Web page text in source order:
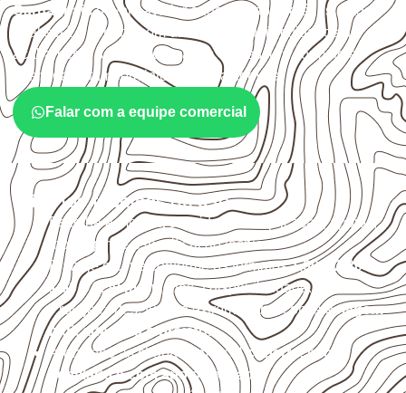
Carnaubaisdevem avaliar onde a chapa será instalada,
qual será o contato com umidade e quais cuidados de
acabamento serão necessários. Espessura, formato e
quantidade também interferem na compra.
Falar com a equipe comercial
Critérios técnicos de uso
Escolha a medida considerando aplicação, apoios,
montagem e especificação técnica.
Planeje o corte conforme os formatos1,60 × 2,20 m e
1,60 × 2,50 m, sujeitos à disponibilidade.
Proteja cortes, furos e extremidades com aselagem
indicada para o projeto.
Armazene as chapas em localcoberto, seco,
ventilado e com apoio nivelado